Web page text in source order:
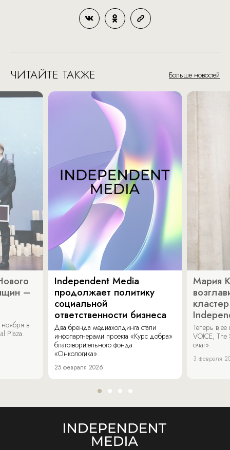
ЧИТАЙТЕ ТАКЖЕ Больше новостей
–
ноября в
Plaza.
Independent Media
продолжает политику
социальной
ответственности бизнеса
Два бренда медиахолдинга стали
инфопартнерами проекта «Курс добра»
благотворительного фонда
«Онкологика».
25 февраля 2026
Мария
Теперь в
VOICE,
очаг».
3 февраля